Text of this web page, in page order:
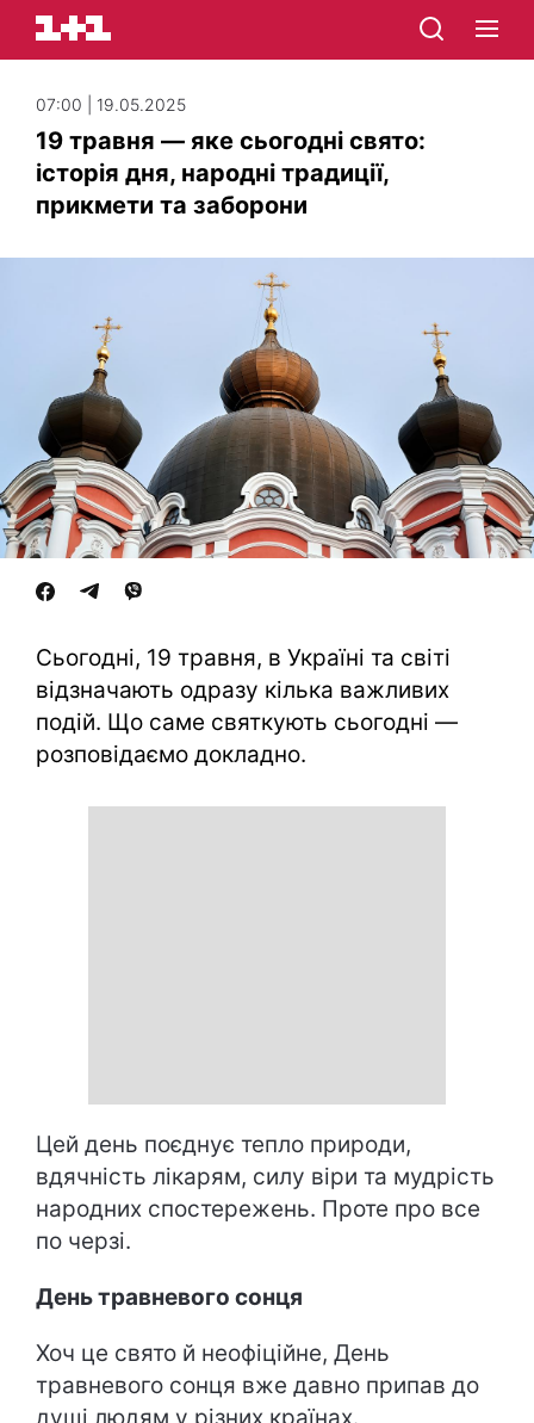
07:00 | 19.05.2025
19 травня — яке сьогодні свято:
історія дня, народні традиції,
прикмети та заборони
Сьогодні, 19 травня, в Україні та світі
відзначають одразу кілька важливих
подій. Що саме святкують сьогодні —
розповідаємо докладно.
Цей день поєднує тепло природи,
вдячність лікарям, силу віри та мудрість
народних спостережень. Проте про все
по черзі.
День травневого сонця
Хоч це свято й неофіційне, День
травневого сонця вже давно припав до